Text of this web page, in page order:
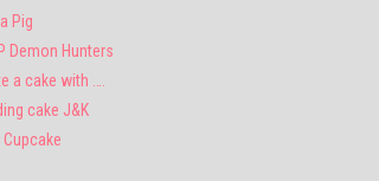
Pig
Demon Hunters
a cake with ….
cake J&K
Cupcake